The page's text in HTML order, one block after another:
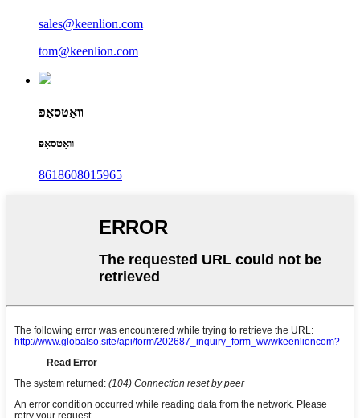
sales@keenlion.com
tom@keenlion.com
וואַטסאַפּ
וואַטסאַפּ
8618608015965